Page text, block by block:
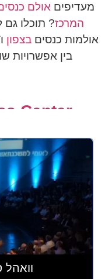
מעדיפיםאולם
המרכז? תוכלו
אולמות כנסים בצפון
בין אפשרויות
וואהל